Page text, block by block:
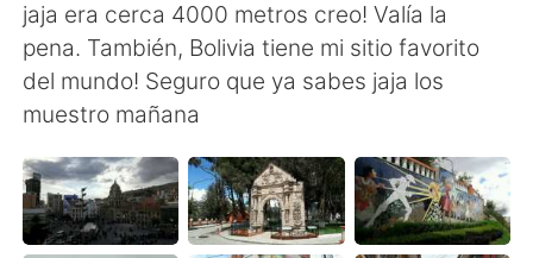
Русский ไทย
Indonesia Italiano
Türkçe Tiếng Việt
Português
jaja era cerca 4000 metros creo! Valía la
pena. También, Bolivia tiene mi sitio favorito
del mundo! Seguro que ya sabes jaja los
muestro mañana